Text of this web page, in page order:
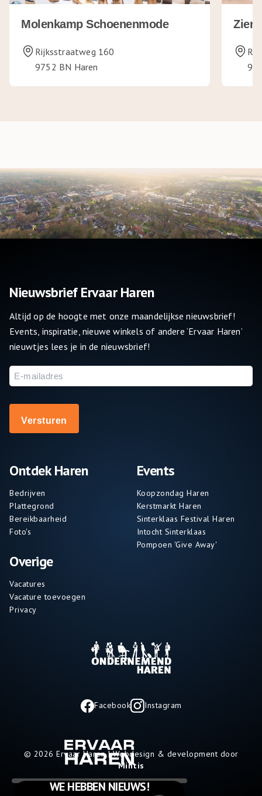
Molenkamp Schoenenmode
Rijksstraatweg 160
9752 BN Haren
Ontdek Haren
Bedrijven
Plattegrond
Bereikbaarheid
Foto's
Overige
Vacatures
Vacature toevoegen
Privacy
Events
Koopzondag Haren
Kerstmarkt Haren
Sinterklaas Festival Haren
Intocht Sinterklaas
Pompoen 'Give Away'
Nieuwsbrief Ervaar Haren
Altijd op de hoogte met onze maandelijkse nieuwsbrief!
Events, inspiratie, nieuwe winkels of andere ‘Ervaar Haren’
nieuwtjes lees je in de nieuwsbrief!
E-
mailadres
© 2026 Ervaar Haren | Webdesign & development door
Mintis
Facebook Instagram
WE HEBBEN NIEUWS!